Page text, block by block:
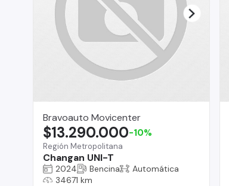
Bravoauto Movicenter
Región Metropolitana
Changan UNI-T
$13.290.000-10%
2024 Bencina
Automática
34671 km